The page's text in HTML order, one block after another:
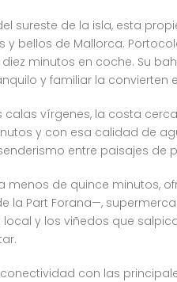
sureste de la isla, esta
y bellos de Mallorca.
minutos en coche. Su
y familiar la
calas vírgenes, la costa
y con esa calidad de
entre paisajes
a menos de quince
la Part Forana—,
y los viñedos que
con las